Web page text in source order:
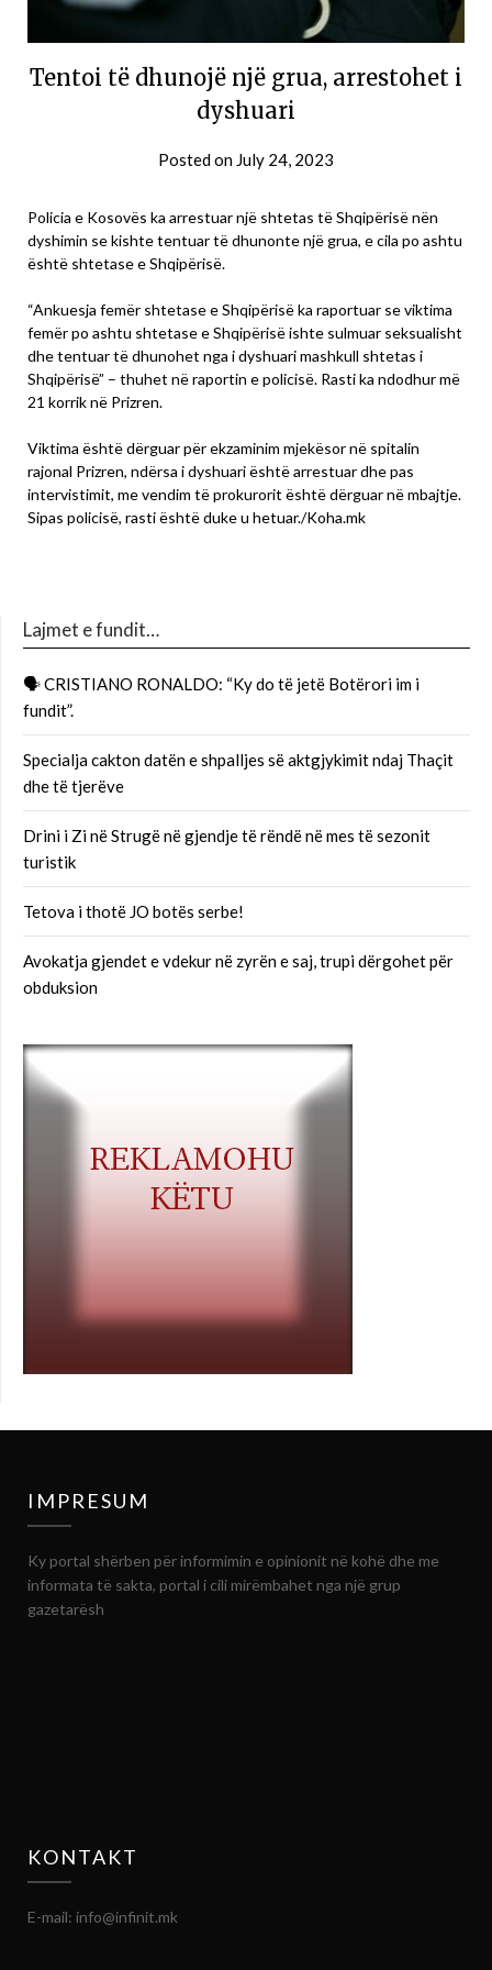
Tentoi të dhunojë një grua, arrestohet i
dyshuari
Posted on July 24, 2023
Policia e Kosovës ka arrestuar një shtetas të Shqipërisë nën
dyshimin se kishte tentuar të dhunonte një grua, e cila po ashtu
është shtetase e Shqipërisë.
“Ankuesja femër shtetase e Shqipërisë ka raportuar se viktima
femër po ashtu shtetase e Shqipërisë ishte sulmuar seksualisht
dhe tentuar të dhunohet nga i dyshuari mashkull shtetas i
Shqipërisë” – thuhet në raportin e policisë. Rasti ka ndodhur më
21 korrik në Prizren.
Viktima është dërguar për ekzaminim mjekësor në spitalin
rajonal Prizren, ndërsa i dyshuari është arrestuar dhe pas
intervistimit, me vendim të prokurorit është dërguar në mbajtje.
Sipas policisë, rasti është duke u hetuar./Koha.mk
Lajmet e fundit…
🗣 CRISTIANO RONALDO: “Ky do të jetë Botërori im i
fundit”.
Specialja cakton datën e shpalljes së aktgjykimit ndaj Thaçit
dhe të tjerëve
Drini i Zi në Strugë në gjendje të rëndë në mes të sezonit
turistik
Tetova i thotë JO botës serbe!
Avokatja gjendet e vdekur në zyrën e saj, trupi dërgohet për
obduksion
IMPRESUM
Ky portal shërben për informimin e opinionit në kohë dhe me
informata të sakta, portal i cili mirëmbahet nga një grup
gazetarësh
KONTAKT
E-mail: info@infinit.mk